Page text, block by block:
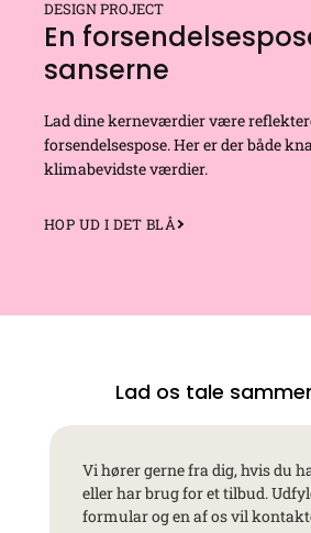
DESIGN PROJECT
En
sanserne
Lad dine kerneværdier være
forsendelsespose. Her er der både
klimabevidste værdier.
HOP UD I DET BLÅ
Lad os tale
Vi hører gerne fra dig, hvis du
eller har brug for et tilbud.
formular og en af os vil